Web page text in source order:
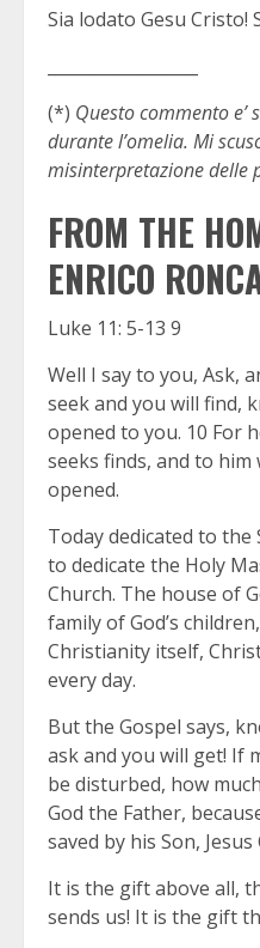
Sia lodato Gesu Cristo!
(*) Questo commento
durante l’omelia. Mi
misinterpretazione delle
FROM THE
ENRICO
Luke 11: 5-13 9
Well I say to you, Ask,
seek and you will find,
opened to you. 10 For
seeks finds, and to
opened.
Today dedicated to the
to dedicate the Holy
Church. The house of
family of God’s
Christianity itself,
every day.
But the Gospel says,
ask and you will get! If
be disturbed, how
God the Father,
saved by his Son, Jesus
It is the gift above all,
sends us! It is the gift